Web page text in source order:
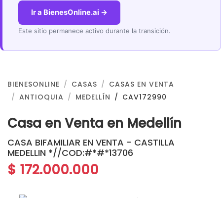
Ir a BienesOnline.ai →
Este sitio permanece activo durante la transición.
BIENESONLINE CASAS
CASAS EN VENTA
ANTIOQUIA
MEDELLÍN CAV172990
Casa en Venta en Medellín
CASA BIFAMILIAR EN VENTA - CASTILLA
MEDELLIN *//COD:#*#*13706
$ 172.000.000